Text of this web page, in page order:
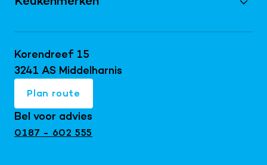
Doe de virtuele tour
Keukeninspiratie blog
Keukenshowroom
Best Beoordeeld 2026
Keukenrenovatie
Maatwerk interieur
Exclusieve keukens
next125 keukens
Mereno keukens
Korendreef 15
3241 AS Middelharnis
Plan route
Bel voor advies
0187 - 602 555